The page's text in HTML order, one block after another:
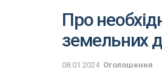
Про
земельних
08.01.2024 Оголошення